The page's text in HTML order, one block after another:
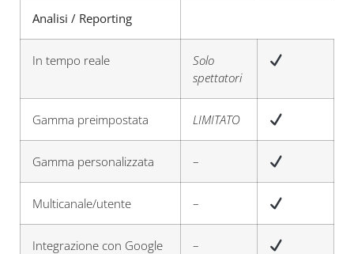
Analisi / Reporting
In tempo reale
Solo
spettatori
Gamma preimpostata LIMITATO
Gamma personalizzata –
Multicanale/utente –
Integrazione con Google
–